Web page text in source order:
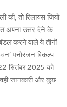
की, तो रिलायंस जियो
अपना उत्तर देने के
करने वाले ये तीनों
मनोरंजन विकल्प
सितंबर 2025 को
जानकारी और कुछ